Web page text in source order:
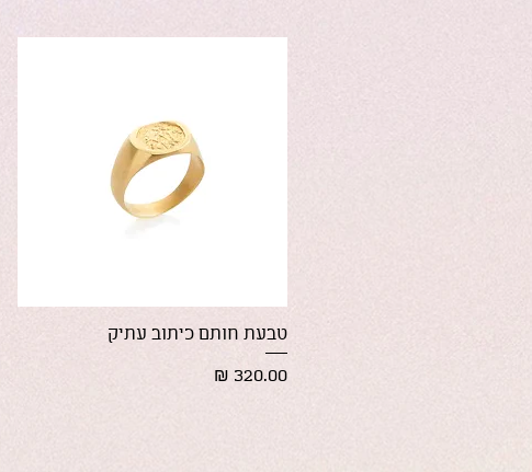
תצוגה מהירה
טבעת חותם כיתוב עתיק
מחיר